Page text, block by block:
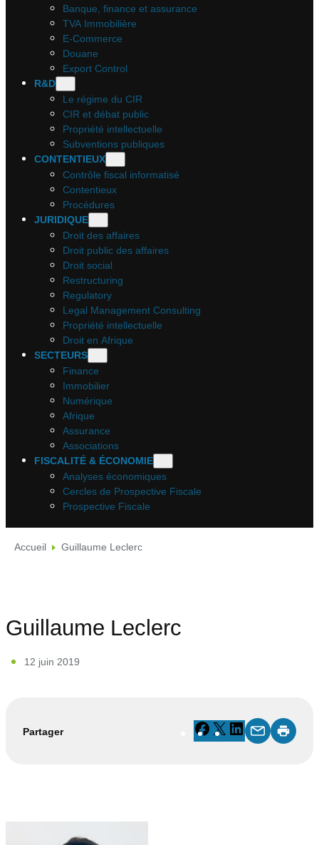
Banque, finance et assurance
TVA Immobilière
E-Commerce
Douane
Export Control
R&D
Le régime du CIR
CIR et débat public
Propriété intellectuelle
Subventions publiques
CONTENTIEUX
Contrôle fiscal informatisé
Contentieux
Procédures
JURIDIQUE
Droit des affaires
Droit public des affaires
Droit social
Restructuring
Regulatory
Legal Management Consulting
Propriété intellectuelle
Droit en Afrique
SECTEURS
Finance
Immobilier
Numérique
Afrique
Assurance
Associations
FISCALITÉ & ÉCONOMIE
Analyses économiques
Cercles de Prospective Fiscale
Prospective Fiscale
Accueil Guillaume Leclerc
Guillaume Leclerc
12 juin 2019
Partager Facebook
X LinkedIn